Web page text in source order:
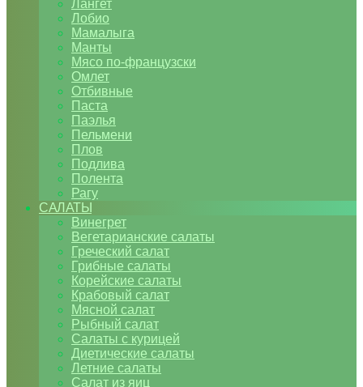
Лангет
Лобио
Мамалыга
Манты
Мясо по-французски
Омлет
Отбивные
Паста
Паэлья
Пельмени
Плов
Подлива
Полента
Рагу
САЛАТЫ
Винегрет
Вегетарианские салаты
Греческий салат
Грибные салаты
Корейские салаты
Крабовый салат
Мясной салат
Рыбный салат
Салаты с курицей
Диетические салаты
Летние салаты
Салат из яиц